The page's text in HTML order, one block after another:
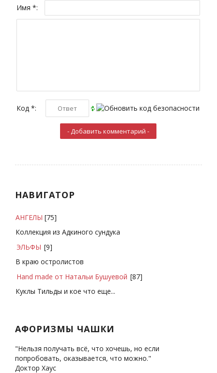
Имя *:
Код *:
НАВИГАТОР
АНГЕЛЫ [75]
Коллекция из Адкиного сундука
ЭЛЬФЫ [9]
В краю остролистов
Hand made от Натальи Бушуевой [87]
Куклы Тильды и кое что еще...
АФОРИЗМЫ ЧАШКИ
"Нельзя получать всё, что хочешь, но если
попробовать, оказывается, что можно."
Доктор Хаус